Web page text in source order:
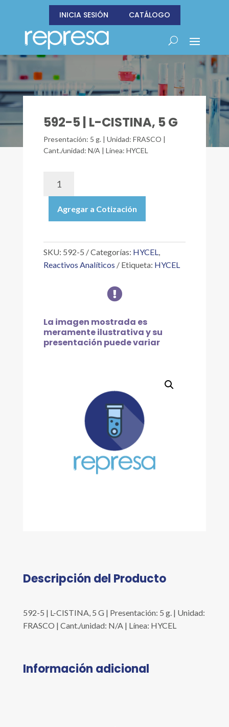
INICIA SESIÓN CATÁLOGO
592-5 | L-CISTINA, 5 G
Presentación: 5 g. | Unidad: FRASCO |
Cant./unidad: N/A | Línea: HYCEL
CISTINA,
G
Agregar a Cotización
SKU: 592-5 Categorías: HYCEL,
Reactivos Analíticos
Etiqueta: HYCEL

La imagen mostrada es
meramente ilustrativa y su
presentación puede variar
Descripción del Producto
592-5 | L-CISTINA, 5 G | Presentación: 5 g. | Unidad:
FRASCO | Cant./unidad: N/A | Línea: HYCEL
Información adicional